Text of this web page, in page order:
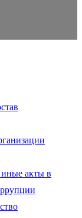
акты в